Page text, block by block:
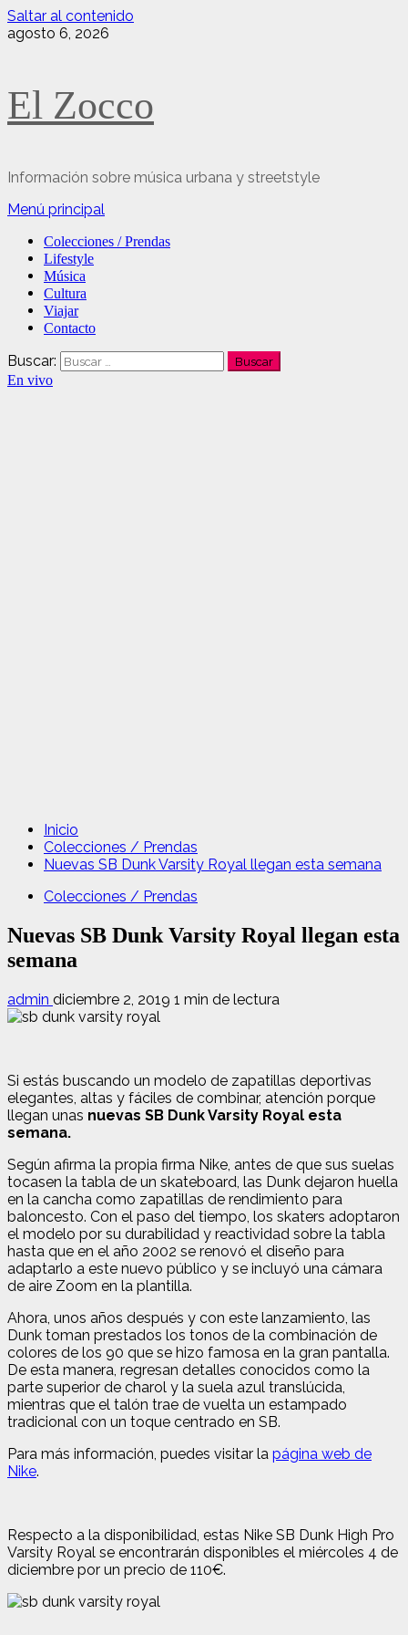
Saltar al contenido
agosto 6, 2026
El Zocco
Información sobre música urbana y streetstyle
Menú principal
Colecciones / Prendas
Lifestyle
Música
Cultura
Viajar
Contacto
Buscar:
En vivo
Inicio
Colecciones / Prendas
Nuevas SB Dunk Varsity Royal llegan esta semana
Colecciones / Prendas
Nuevas SB Dunk Varsity Royal llegan esta
semana
admin diciembre 2, 2019 1 min de lectura
Si estás buscando un modelo de zapatillas deportivas
elegantes, altas y fáciles de combinar, atención porque
llegan unas nuevas SB Dunk Varsity Royal esta
semana.
Según afirma la propia firma Nike, antes de que sus suelas
tocasen la tabla de un skateboard, las Dunk dejaron huella
en la cancha como zapatillas de rendimiento para
baloncesto. Con el paso del tiempo, los skaters adoptaron
el modelo por su durabilidad y reactividad sobre la tabla
hasta que en el año 2002 se renovó el diseño para
adaptarlo a este nuevo público y se incluyó una cámara
de aire Zoom en la plantilla.
Ahora, unos años después y con este lanzamiento, las
Dunk toman prestados los tonos de la combinación de
colores de los 90 que se hizo famosa en la gran pantalla.
De esta manera, regresan detalles conocidos como la
parte superior de charol y la suela azul translúcida,
mientras que el talón trae de vuelta un estampado
tradicional con un toque centrado en SB.
Para más información, puedes visitar la página web de
Nike.
Respecto a la disponibilidad, estas Nike SB Dunk High Pro
Varsity Royal se encontrarán disponibles el miércoles 4 de
diciembre por un precio de 110€.